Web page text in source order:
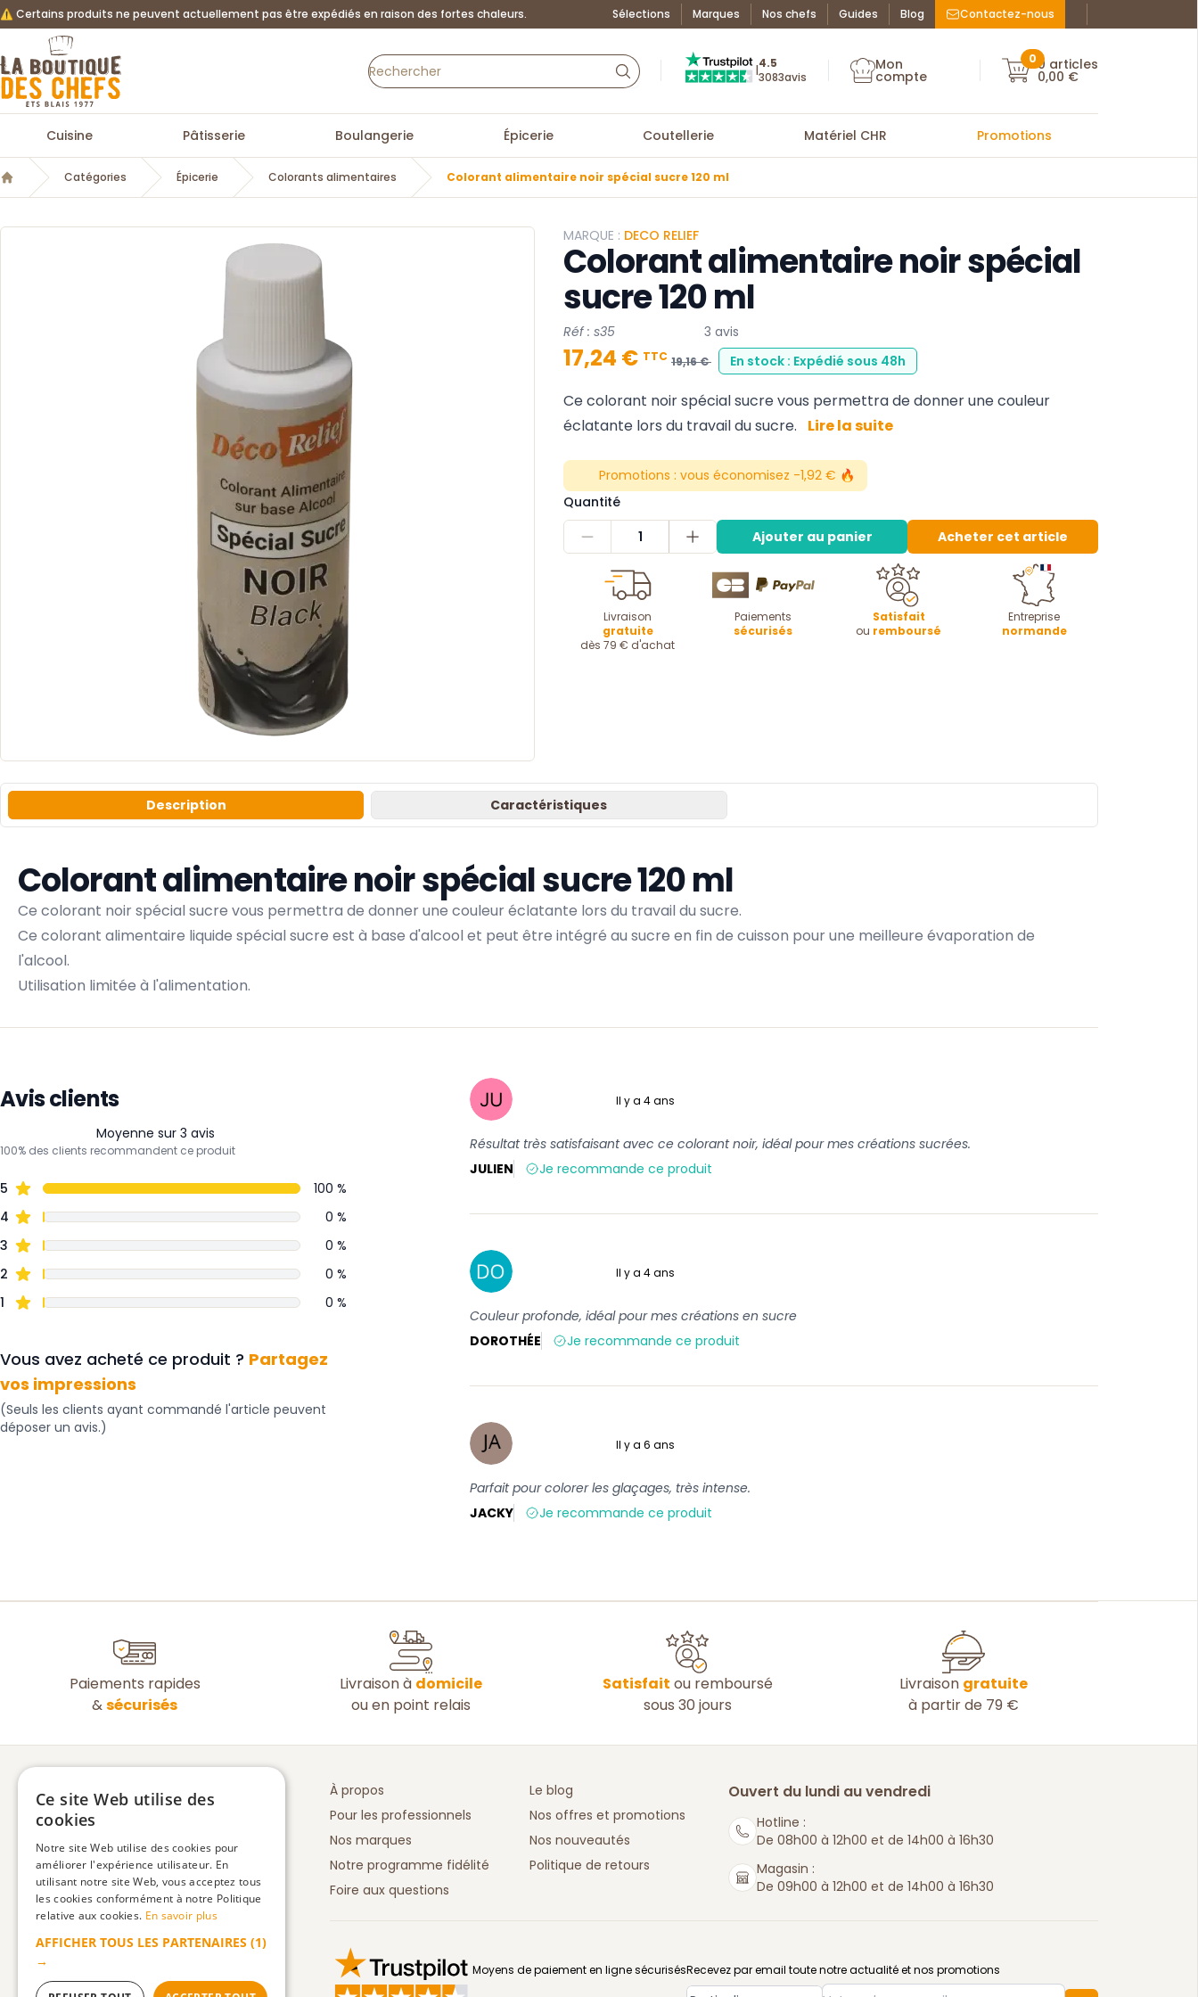
⚠️ Certains produits ne peuvent actuellement pas être expédiés en raison des fortes chaleurs. Sélections Marques Nos chefs Guides Blog Contactez-nous Facebook : La
Instagram :
La Boutique des chefs
Truspilot : La Boutique des chefs
4.5
3083avis Mon compte
Mon
compte Mon compte
00 articles
0,00 €
Cuisine Pâtisserie Boulangerie Épicerie Coutellerie Matériel CHR Promotions
Accueil
Catégories Épicerie Colorants alimentaires Colorant alimentaire noir spécial sucre 120 ml
MARQUE : DECO RELIEF
Colorant alimentaire noir spécial
sucre 120 ml
Réf : s35 3 avis
17,24 € TTC 19,16 € En stock : Expédié sous 48h
Ce colorant noir spécial sucre vous permettra de donner une couleur
éclatante lors du travail du sucre.
Lire la suite
Promotions : vous économisez -1,92 € 🔥
Quantité
1
Ajouter au panier Acheter cet article
Livraison
gratuite
dès 79 € d'achat
Paiements
sécurisés
Satisfait
ou remboursé
Entreprise
normande
Description Caractéristiques
Colorant alimentaire noir spécial sucre 120 ml
Ce colorant noir spécial sucre vous permettra de donner une couleur éclatante lors du travail du sucre.
Ce colorant alimentaire liquide spécial sucre est à base d'alcool et peut être intégré au sucre en fin de cuisson pour une meilleure évaporation de
l'alcool.
Utilisation limitée à l'alimentation.
Avis clients
Moyenne sur 3 avis
100% des clients recommandent ce produit
5
100 %
4
0 %
3
0 %
2
0 %
1
0 %
Vous avez acheté ce produit ? Partagez
vos impressions
(Seuls les clients ayant commandé l'article peuvent
déposer un avis.)
Il y a 4 ans
Résultat très satisfaisant avec ce colorant noir, idéal pour mes créations sucrées.
JULIEN
Je recommande ce produit
Il y a 4 ans
Couleur profonde, idéal pour mes créations en sucre
DOROTHÉE
Je recommande ce produit
Il y a 6 ans
Parfait pour colorer les glaçages, très intense.
JACKY
Je recommande ce produit
Paiements rapides
&sécurisés
Livraison à domicile
ou en point relais
Satisfait ou remboursé
sous 30 jours
Livraison gratuite
à partir de 79 €
À propos
Le blog
Pour les professionnels
Nos offres et promotions
Nos marques
Nos nouveautés
Notre programme fidélité
Politique de retours
Foire aux questions
Ouvert du lundi au vendredi
Hotline :
De 08h00 à 12h00 et de 14h00 à 16h30
Magasin :
De 09h00 à 12h00 et de 14h00 à 16h30
Truspilot : La Boutique des chefs
Moyens de paiement en ligne sécurisésRecevez par email toute notre actualité et nos promotions
Ce site Web utilise des
cookies
Notre site Web utilise des cookies pour
améliorer l'expérience utilisateur. En
utilisant notre site Web, vous acceptez tous
les cookies conformément à notre Politique
relative aux cookies. En savoir plus
AFFICHER TOUS LES PARTENAIRES (1)
→